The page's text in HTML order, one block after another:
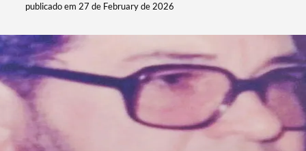
publicado em 27 de February de 2026